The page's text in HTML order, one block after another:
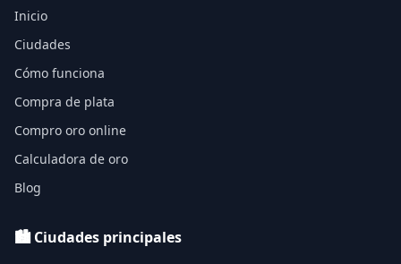
Inicio
Ciudades
Cómo funciona
Compra de plata
Compro oro online
Calculadora de oro
Blog
🏙️ Ciudades principales